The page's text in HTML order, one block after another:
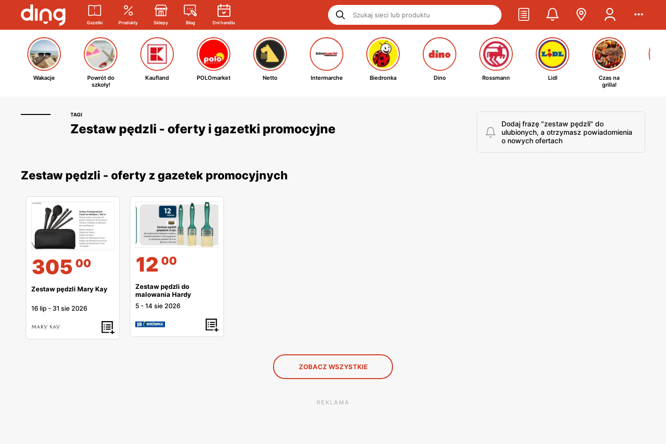
Gazetki Produkty Sklepy Blog Dni handlu
Wakacje
Powrót do
szkoły!
Kaufland POLOmarket Netto Intermarche Biedronka Dino Rossmann Lidl
Czas na
grilla!
TAGI
Zestaw pędzli - oferty i gazetki promocyjne
Dodaj frazę "zestaw pędzli" do
ulubionych, a otrzymasz powiadomienia
o nowych ofertach
Zestaw pędzli - oferty z gazetek promocyjnych
305 00
Zestaw pędzli Mary Kay
16 lip - 31 sie 2026
12 00
Zestaw pędzli do
malowania Hardy
5 -14 sie 2026
ZOBACZ WSZYSTKIE
REKLAMA